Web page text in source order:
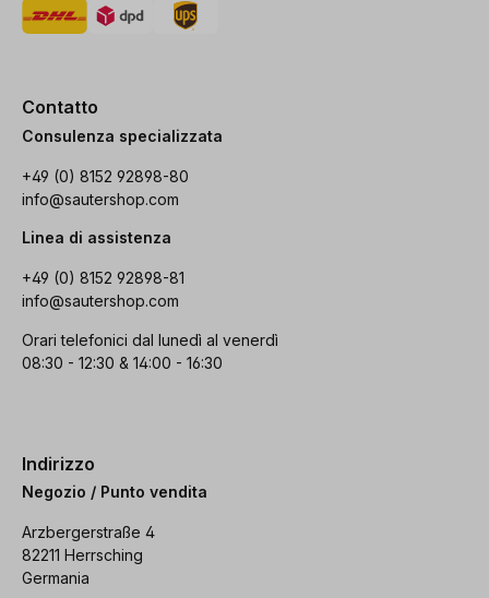
Contatto
Consulenza specializzata
+49 (0) 8152 92898-80
info@sautershop.com
Linea di assistenza
+49 (0) 8152 92898-81
info@sautershop.com
Orari telefonici dal lunedì al venerdì
08:30 - 12:30 & 14:00 - 16:30
Indirizzo
Negozio / Punto vendita
Arzbergerstraße 4
82211 Herrsching
Germania